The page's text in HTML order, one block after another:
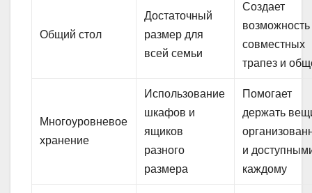
Общий стол
Достаточный
размер для
всей семьи
Создает
возможность
совместных
трапез и
Многоуровневое
хранение
Использование
шкафов и
ящиков
разного
размера
Помогает
держать
и
каждому